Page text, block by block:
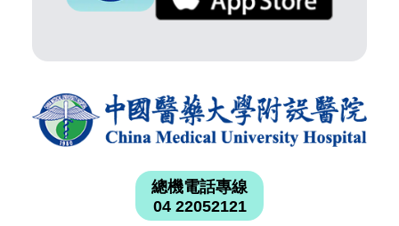
總機電話專線
04 22052121